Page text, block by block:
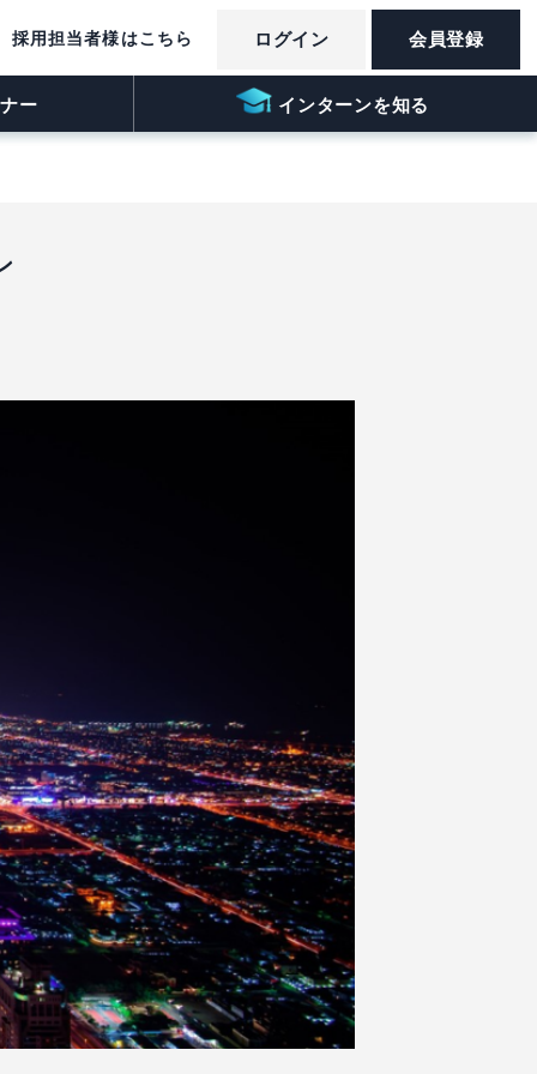
ー インターンを知る
採用担当者様はこちら ログイン 会員登録